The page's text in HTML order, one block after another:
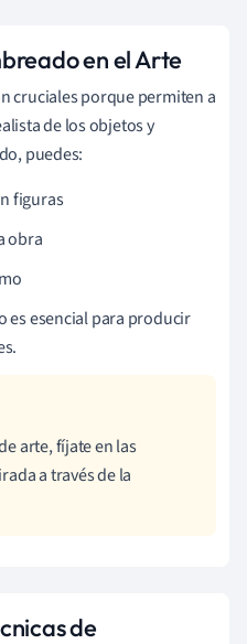
en el Arte
cruciales porque permiten a
de los objetos y
puedes:
figuras
obra
es esencial para producir
arte, fíjate en las
a través de la
de